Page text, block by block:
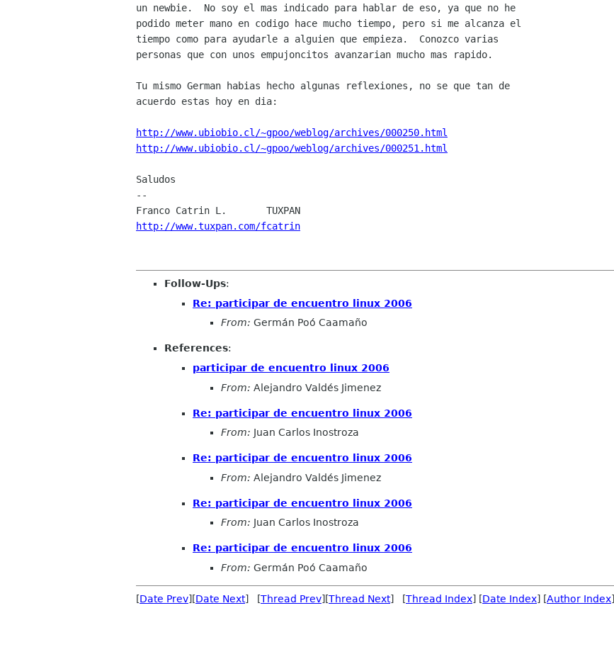
un newbie.  No soy el mas indicado para hablar de eso, ya que no he
podido meter mano en codigo hace mucho tiempo, pero si me alcanza el
tiempo como para ayudarle a alguien que empieza.  Conozco varias
personas que con unos empujoncitos avanzarian mucho mas rapido.
Tu mismo German habias hecho algunas reflexiones, no se que tan de
acuerdo estas hoy en dia:
http://www.ubiobio.cl/~gpoo/weblog/archives/000250.html
http://www.ubiobio.cl/~gpoo/weblog/archives/000251.html
Saludos
--
http://www.tuxpan.com/fcatrin
Follow-Ups:
Re: participar de encuentro linux 2006
From: Germán Poó Caamaño
References:
participar de encuentro linux 2006
From: Alejandro Valdés Jimenez
Re: participar de encuentro linux 2006
From: Juan Carlos Inostroza
Re: participar de encuentro linux 2006
From: Alejandro Valdés Jimenez
Re: participar de encuentro linux 2006
From: Juan Carlos Inostroza
Re: participar de encuentro linux 2006
From: Germán Poó Caamaño
[Date Prev][Date Next] [Thread Prev][Thread Next] [Thread Index] [Date Index] [Author Index]